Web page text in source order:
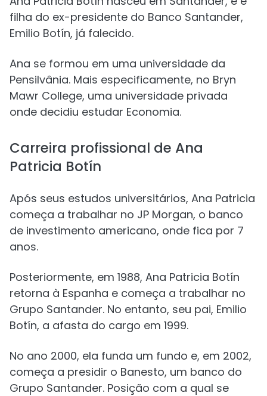
filha do ex-presidente do Banco Santander,
Emilio Botín, já falecido.
Ana se formou em uma universidade da
Pensilvânia. Mais especificamente, no Bryn
Mawr College, uma universidade privada
onde decidiu estudar Economia.
Carreira profissional de Ana
Patricia Botín
Após seus estudos universitários, Ana Patricia
começa a trabalhar no JP Morgan, o banco
de investimento americano, onde fica por 7
anos.
Posteriormente, em 1988, Ana Patricia Botín
retorna à Espanha e começa a trabalhar no
Grupo Santander. No entanto, seu pai, Emilio
Botín, a afasta do cargo em 1999.
No ano 2000, ela funda um fundo e, em 2002,
começa a presidir o Banesto, um banco do
Grupo Santander. Posição com a qual se